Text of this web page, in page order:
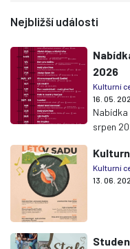
Nejbližší události
2026
Kulturní
16. 05.
srpen
Kulturní
13. 06.